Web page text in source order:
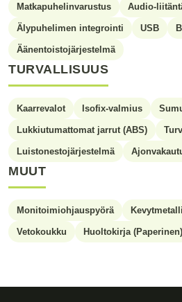
Matkapuhelinvarustus Audio-
Älypuhelimen integrointi USB
Äänentoistojärjestelmä
TURVALLISUUS
Kaarrevalot Isofix-valmius
Lukkiutumattomat jarrut (ABS)
Luistonestojärjestelmä
MUUT
Monitoimiohjauspyörä
Vetokoukku Huoltokirja (Paperinen)